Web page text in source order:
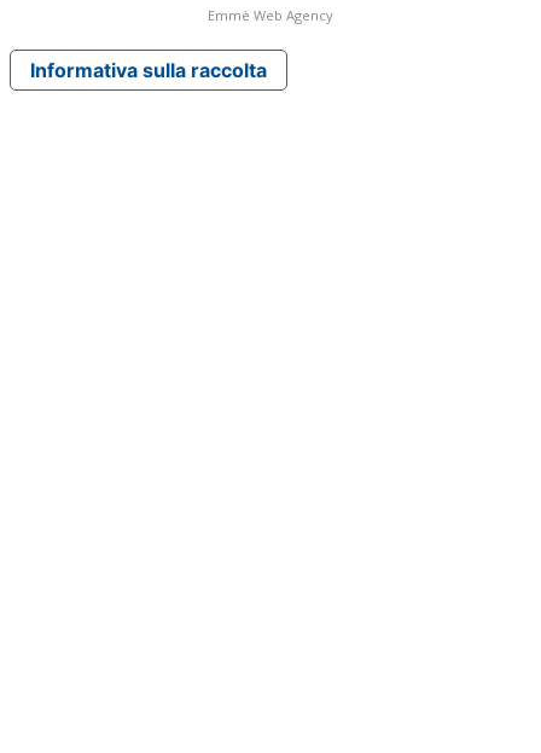
Emmè Web Agency
Informativa sulla raccolta